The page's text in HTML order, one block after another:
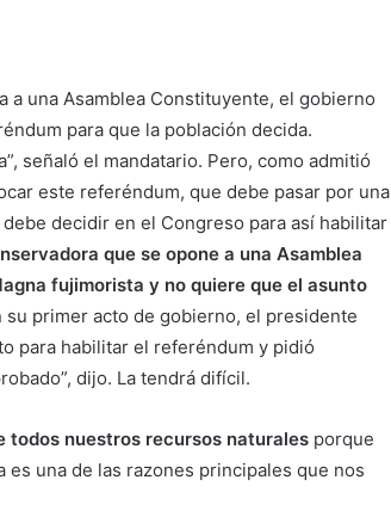
una Asamblea Constituyente, el gobierno
para que la población decida.
señaló el mandatario. Pero, como admitió
este referéndum, que debe pasar por una
decidir en el Congreso para así habilitar
que se opone a una Asamblea
fujimorista y no quiere que el asunto
su primer acto de gobierno, el presidente
para habilitar el referéndum y pidió
dijo. La tendrá difícil.
todos nuestros recursos naturales porque
es una de las razones principales que nos